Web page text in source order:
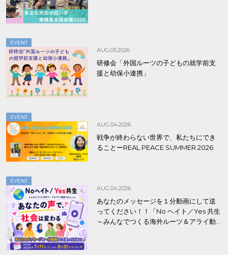
EVENT
AUG.05.2026
研修会「外国ルーツの子どもの就学前支
援と幼保小連携」
EVENT
AUG.04.2026
戦争が終わらない世界で、私たちにでき
ることーREAL PEACE SUMMER 2026
EVENT
AUG.04.2026
あなたのメッセージを１分動画にして送
ってください！！「No ヘイト／Yes 共生
～みんなでつくる海外ルーツ＆アライ動